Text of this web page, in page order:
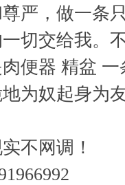
尊严，做一条
切交给我。
便器 精盆
为奴起身为
不网调！